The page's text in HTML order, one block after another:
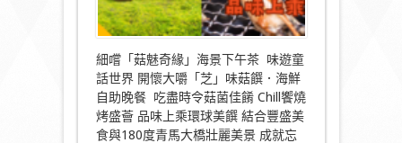
馬
灣
海
景
美
饌〉
中
細嚐「菇魅奇緣」海景下午茶 味遊童
話世界 開懷大嚼「芝」味菇饌．海鮮
自助晚餐 吃盡時令菇菌佳餚 Chill饗燒
烤盛薈 品味上乘環球美饌 結合豐盛美
食與180度青馬大橋壯麗美景 成就忘